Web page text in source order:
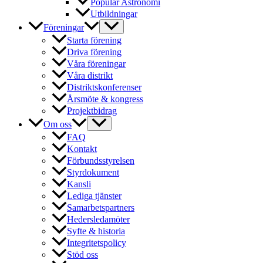
Utbildningar
Föreningar
Starta förening
Driva förening
Våra föreningar
Våra distrikt
Distriktskonferenser
Årsmöte & kongress
Projektbidrag
Om oss
FAQ
Kontakt
Förbundsstyrelsen
Styrdokument
Kansli
Lediga tjänster
Samarbetspartners
Hedersledamöter
Syfte & historia
Integritetspolicy
Stöd oss